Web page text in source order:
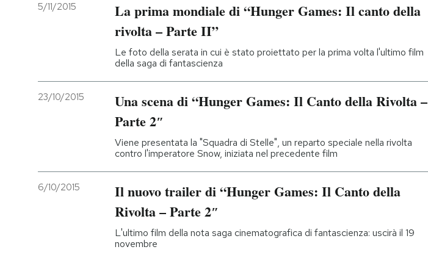
5/11/2015
La prima mondiale di “Hunger Games: Il canto della
rivolta – Parte II”
Le foto della serata in cui è stato proiettato per la prima volta l'ultimo film
della saga di fantascienza
23/10/2015
Una scena di “Hunger Games: Il Canto della Rivolta –
Parte 2″
Viene presentata la "Squadra di Stelle", un reparto speciale nella rivolta
contro l'imperatore Snow, iniziata nel precedente film
6/10/2015
Il nuovo trailer di “Hunger Games: Il Canto della
Rivolta – Parte 2″
L'ultimo film della nota saga cinematografica di fantascienza: uscirà il 19
novembre